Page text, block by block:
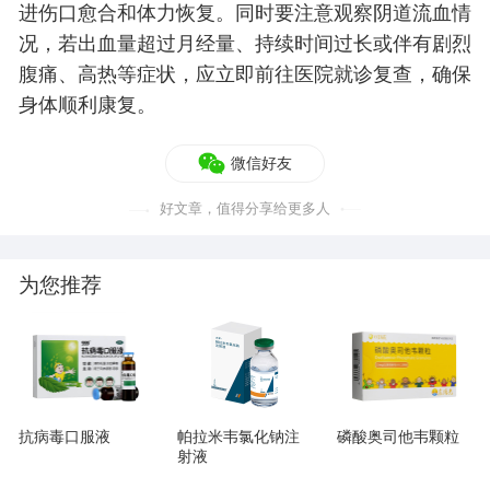
进伤口愈合和体力恢复。同时要注意观察阴道流血情
况，若出血量超过月经量、持续时间过长或伴有剧烈
腹痛、高热等症状，应立即前往医院就诊复查，确保
身体顺利康复。
微信好友
好文章，值得分享给更多人
为您推荐
抗病毒口服液
帕拉米韦氯化钠注
射液
磷酸奥司他韦颗粒